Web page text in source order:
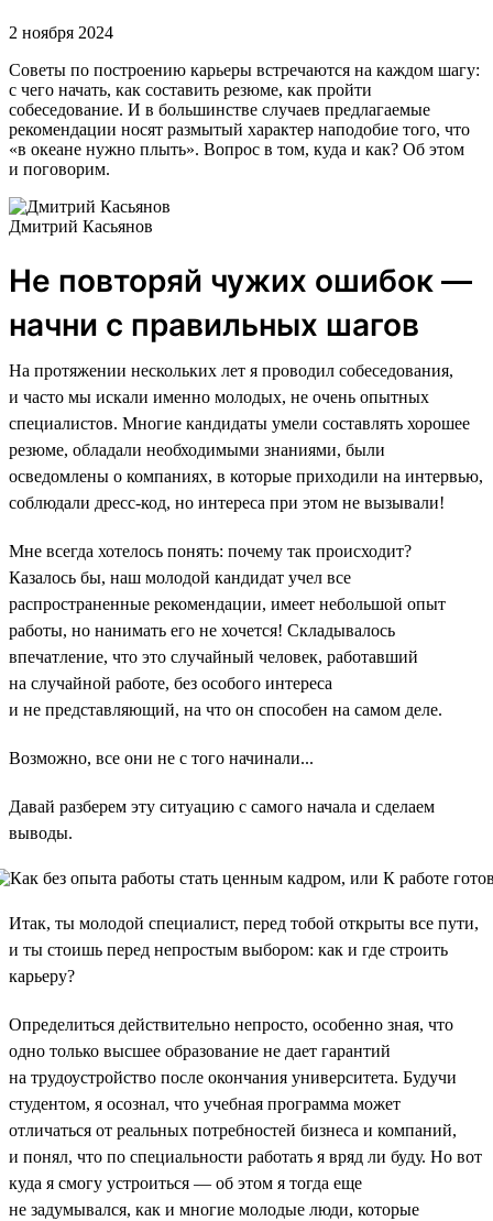
2 ноября 2024
Советы по построению карьеры встречаются на каждом шагу:
с чего начать, как составить резюме, как пройти
собеседование. И в большинстве случаев предлагаемые
рекомендации носят размытый характер наподобие того, что
«в океане нужно плыть». Вопрос в том, куда и как? Об этом
и поговорим.
Дмитрий Касьянов
Не повторяй чужих ошибок —
начни с правильных шагов
На протяжении нескольких лет я проводил собеседования,
и часто мы искали именно молодых, не очень опытных
специалистов. Многие кандидаты умели составлять хорошее
резюме, обладали необходимыми знаниями, были
осведомлены о компаниях, в которые приходили на интервью,
соблюдали дресс-код, но интереса при этом не вызывали!
Мне всегда хотелось понять: почему так происходит?
Казалось бы, наш молодой кандидат учел все
распространенные рекомендации, имеет небольшой опыт
работы, но нанимать его не хочется! Складывалось
впечатление, что это случайный человек, работавший
на случайной работе, без особого интереса
и не представляющий, на что он способен на самом деле.
Возможно, все они не с того начинали...
Давай разберем эту ситуацию с самого начала и сделаем
выводы.
Итак, ты молодой специалист, перед тобой открыты все пути,
и ты стоишь перед непростым выбором: как и где строить
карьеру?
Определиться действительно непросто, особенно зная, что
одно только высшее образование не дает гарантий
на трудоустройство после окончания университета. Будучи
студентом, я осознал, что учебная программа может
отличаться от реальных потребностей бизнеса и компаний,
и понял, что по специальности работать я вряд ли буду. Но вот
куда я смогу устроиться — об этом я тогда еще
не задумывался, как и многие молодые люди, которые